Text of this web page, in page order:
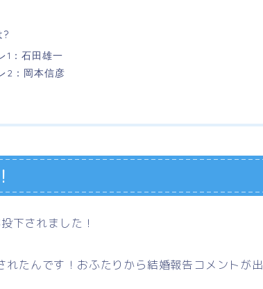
?
1：石田雄一
2：岡本信彦
下されました！
たんです！おふたりから結婚報告コメントが出